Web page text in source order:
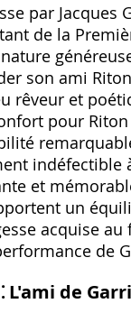
par
de la
son ami
rêveur et
pour
indéfectible
et
un
acquise
de
L'ami de